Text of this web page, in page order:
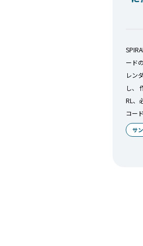
ード
レン
し、
RL、
コー
サ